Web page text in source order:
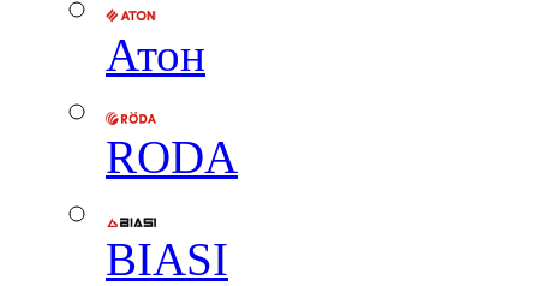
Атон
RODA
BIASI